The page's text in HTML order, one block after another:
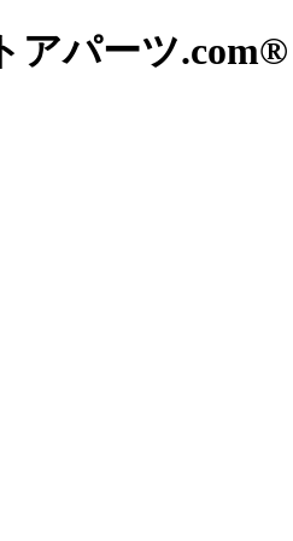
アパーツ